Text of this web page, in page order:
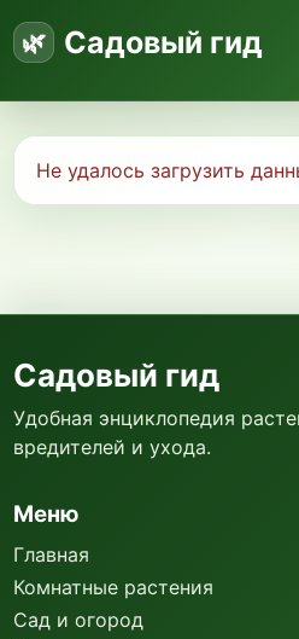
Садовый гид
Не удалось загрузить
Садовый гид
Удобная энциклопедия
вредителей и ухода.
Меню
Главная
Комнатные растения
Сад и огород